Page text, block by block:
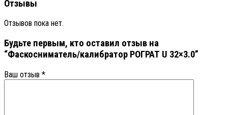
Отзывы
Отзывов пока нет.
Будьте первым, кто оставил отзыв на
“Фаскосниматель/калибратор РОГРАТ U 32×3.0”
Ваш отзыв *